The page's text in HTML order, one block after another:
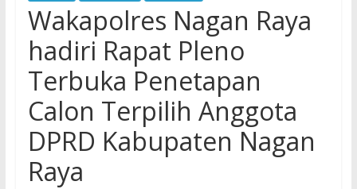
Wakapolres Nagan Raya
hadiri Rapat Pleno
Terbuka Penetapan
Calon Terpilih Anggota
DPRD Kabupaten Nagan
Raya